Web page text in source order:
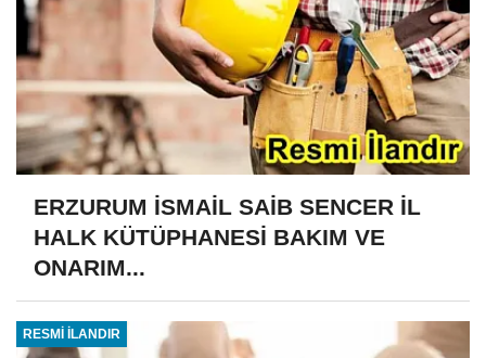
ERZURUM İSMAİL SAİB SENCER İL
HALK KÜTÜPHANESİ BAKIM VE
ONARIM...
RESMİ İLANDIR